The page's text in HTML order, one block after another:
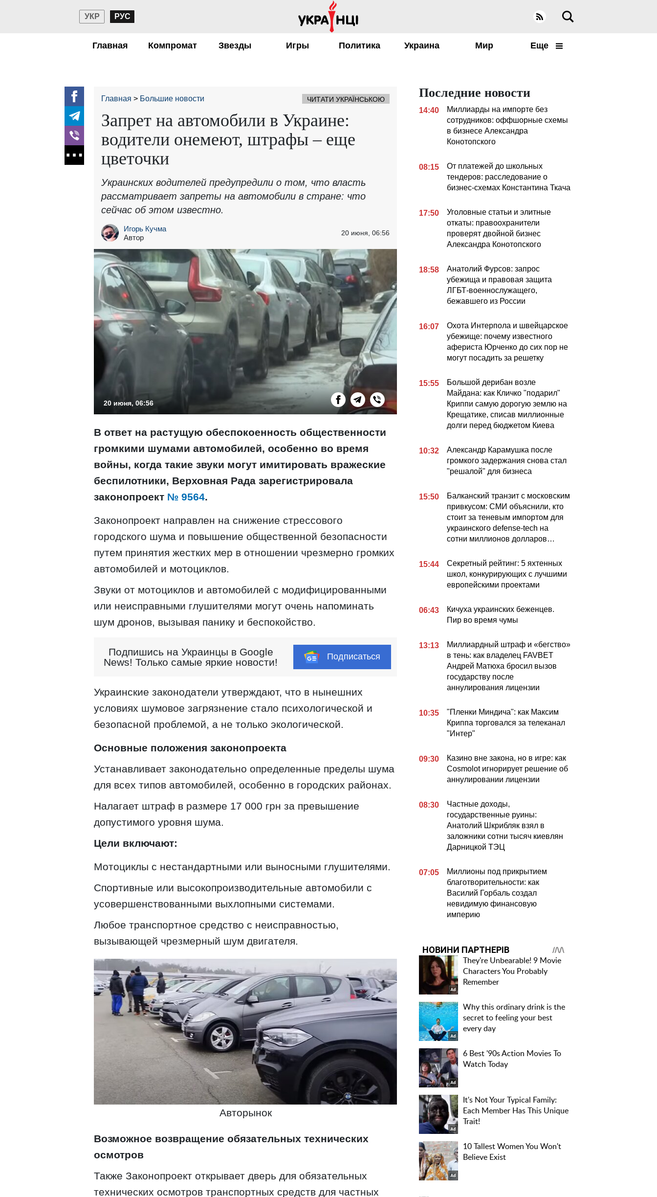
УКР РУС
Главная Компромат Звезды Игры Политика Украина Мир Еще
Главная Большие новости ЧИТАТИ УКРАЇНСЬКОЮ
Запрет на автомобили в Украине:
водители онемеют, штрафы – еще
цветочки
Украинских водителей предупредили о том, что власть
рассматривает запреты на автомобили в стране: что
сейчас об этом известно.
Игорь Кучма
Автор
20 июня, 06:56
20 июня, 06:56
В ответ на растущую обеспокоенность общественности
громкими шумами автомобилей, особенно во время
войны, когда такие звуки могут имитировать вражеские
беспилотники, Верховная Рада зарегистрировала
законопроект № 9564.
Законопроект направлен на снижение стрессового
городского шума и повышение общественной безопасности
путем принятия жестких мер в отношении чрезмерно громких
автомобилей и мотоциклов.
Звуки от мотоциклов и автомобилей с модифицированными
или неисправными глушителями могут очень напоминать
шум дронов, вызывая панику и беспокойство.
Подпишись на Украинцы в Google
News! Только самые яркие новости!
Подписаться
Украинские законодатели утверждают, что в нынешних
условиях шумовое загрязнение стало психологической и
безопасной проблемой, а не только экологической.
Основные положения законопроекта
Устанавливает законодательно определенные пределы шума
для всех типов автомобилей, особенно в городских районах.
Налагает штраф в размере 17 000 грн за превышение
допустимого уровня шума.
Цели включают:
Мотоциклы с нестандартными или выносными глушителями.
Спортивные или высокопроизводительные автомобили с
усовершенствованными выхлопными системами.
Любое транспортное средство с неисправностью,
вызывающей чрезмерный шум двигателя.
Авторынок
Возможное возвращение обязательных технических
осмотров
Также Законопроект открывает дверь для обязательных
технических осмотров транспортных средств для частных
Последние новости
14:40
Миллиарды на импорте без
сотрудников: оффшорные схемы
в бизнесе Александра
Конотопского
08:15
От платежей до школьных
тендеров: расследование о
бизнес-схемах Константина Ткача
17:50
Уголовные статьи и элитные
откаты: правоохранители
проверят двойной бизнес
Александра Конотопского
18:58
Анатолий Фурсов: запрос
убежища и правовая защита
ЛГБТ-военнослужащего,
бежавшего из России
16:07
Охота Интерпола и швейцарское
убежище: почему известного
афериста Юрченко до сих пор не
могут посадить за решетку
15:55
Большой дерибан возле
Майдана: как Кличко "подарил"
Криппи самую дорогую землю на
Крещатике, списав миллионные
долги перед бюджетом Киева
10:32
Александр Карамушка после
громкого задержания снова стал
"решалой" для бизнеса
15:50
Балканский транзит с московским
привкусом: СМИ объяснили, кто
стоит за теневым импортом для
украинского defense-tech на
сотни миллионов долларов…
15:44
Секретный рейтинг: 5 яхтенных
школ, конкурирующих с лучшими
европейскими проектами
06:43
Кичуха украинских беженцев.
Пир во время чумы
13:13
Миллиардный штраф и «бегство»
в тень: как владелец FAVBET
Андрей Матюха бросил вызов
государству после
аннулирования лицензии
10:35
"Пленки Миндича": как Максим
Криппа торговался за телеканал
"Интер"
09:30
Казино вне закона, но в игре: как
Cosmolot игнорирует решение об
аннулировании лицензии
08:30
Частные доходы,
государственные руины:
Анатолий Шкрибляк взял в
заложники сотни тысяч киевлян
Дарницкой ТЭЦ
07:05
Миллионы под прикрытием
благотворительности: как
Василий Горбаль создал
невидимую финансовую
империю